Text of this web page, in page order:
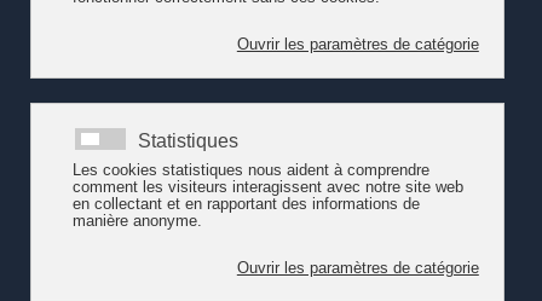
Quatre projets en devenir
Les projets se basant sur le principe d’une co-construction entre
les partenaires, ils sont potentiellement amenés à évoluer en
fonction des interactions et des observations qui en découlent. Il
est notamment question de réfléchir aux pratiques mises en place
et de développer une méthodologie de projet pour pérenniser les
démarches et les rendre transférables pour d’autres acteurs. Un